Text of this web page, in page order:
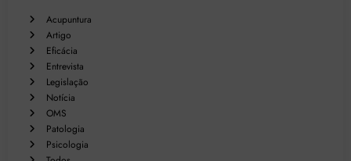
Acupuntura
Artigo
Eficácia
Entrevista
Legislação
Notícia
OMS
Patologia
Psicologia